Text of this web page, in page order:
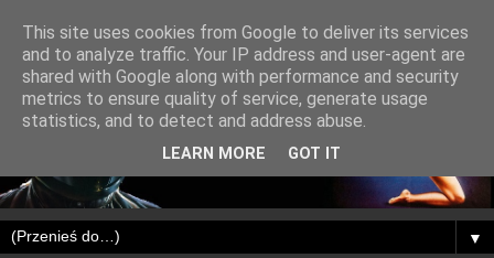
▼
This site uses cookies from Google to deliver its services
and to analyze traffic. Your IP address and user-agent are
shared with Google along with performance and security
metrics to ensure quality of service, generate usage
statistics, and to detect and address abuse.
LEARN MORE GOT IT